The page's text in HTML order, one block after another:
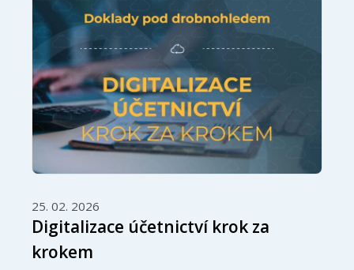
25. 02. 2026
Digitalizace účetnictví krok za
krokem